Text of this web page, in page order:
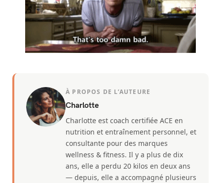
À PROPOS DE L’AUTEURE
Charlotte
Charlotte est coach certifiée ACE en
nutrition et entraînement personnel, et
consultante pour des marques
wellness & fitness. Il y a plus de dix
ans, elle a perdu 20 kilos en deux ans
— depuis, elle a accompagné plusieurs